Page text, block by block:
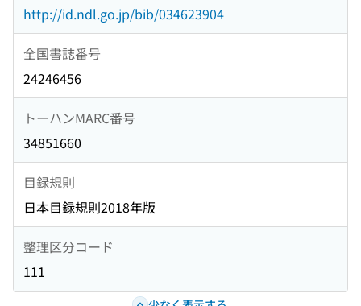
http://id.ndl.go.jp/bib/034623904
全国書誌番号
24246456
トーハンMARC番号
34851660
目録規則
日本目録規則2018年版
整理区分コード
111